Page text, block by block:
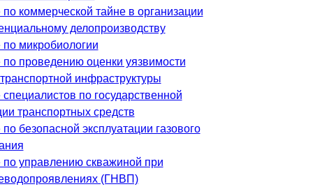
коммерческой тайне в организации
делопроизводству
микробиологии
проведению оценки уязвимости
инфраструктуры
по государственной
транспортных средств
безопасной эксплуатации газового
управлению скважиной при
(ГНВП)